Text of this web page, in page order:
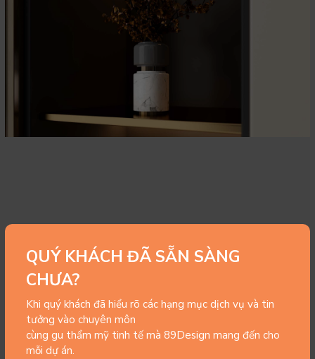
QUÝ KHÁCH ĐÃ SẴN SÀNG
CHƯA?
Khi quý khách đã hiểu rõ các hạng mục dịch vụ và tin
tưởng vào chuyên môn
cùng gu thẩm mỹ tinh tế mà 89Design mang đến cho
mỗi dự án.